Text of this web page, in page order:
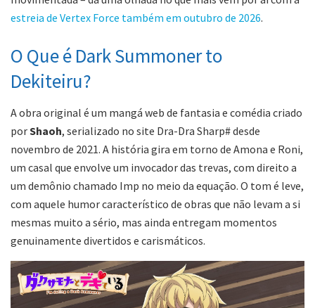
estreia de Vertex Force também em outubro de 2026.
O Que é Dark Summoner to
Dekiteiru?
A obra original é um mangá web de fantasia e comédia criado
porShaoh, serializado no site Dra-Dra Sharp# desde
novembro de 2021. A história gira em torno de Amona e Roni,
um casal que envolve um invocador das trevas, com direito a
um demônio chamado Imp no meio da equação. O tom é leve,
com aquele humor característico de obras que não levam a si
mesmas muito a sério, mas ainda entregam momentos
genuinamente divertidos e carismáticos.